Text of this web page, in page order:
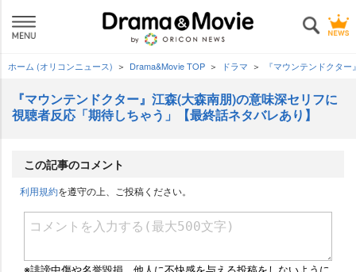
ホーム (オリコンニュース) Drama&Movie TOP ドラマ 『マウンテンドクタ
『マウンテンドクター』江森(大森南朋)の意味深セリフに
視聴者反応「期待しちゃう」【最終話ネタバレあり】
この記事のコメント
利用規約を遵守の上、ご投稿ください。